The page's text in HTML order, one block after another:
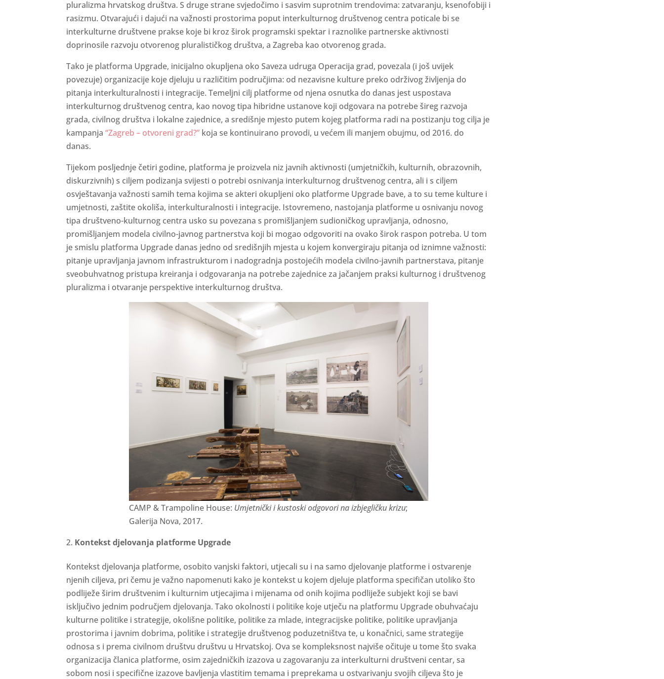
pluralizma hrvatskog društva. S druge strane svjedočimo i sasvim suprotnim trendovima: zatvaranju, ksenofobiji i
rasizmu. Otvarajući i dajući na važnosti prostorima poput interkulturnog društvenog centra poticale bi se
interkulturne društvene prakse koje bi kroz širok programski spektar i raznolike partnerske aktivnosti
doprinosile razvoju otvorenog pluralističkog društva, a Zagreba kao otvorenog grada.
Tako je platforma Upgrade, inicijalno okupljena oko Saveza udruga Operacija grad, povezala (i još uvijek
povezuje) organizacije koje djeluju u različitim područjima: od nezavisne kulture preko održivog življenja do
pitanja interkulturalnosti i integracije. Temeljni cilj platforme od njena osnutka do danas jest uspostava
interkulturnog društvenog centra, kao novog tipa hibridne ustanove koji odgovara na potrebe šireg razvoja
grada, civilnog društva i lokalne zajednice, a središnje mjesto putem kojeg platforma radi na postizanju tog cilja je
kampanja“Zagreb – otvoreni grad?” koja se kontinuirano provodi, u većem ili manjem obujmu, od 2016. do
danas.
Tijekom posljednje četiri godine, platforma je proizvela niz javnih aktivnosti (umjetničkih, kulturnih, obrazovnih,
diskurzivnih) s ciljem podizanja svijesti o potrebi osnivanja interkulturnog društvenog centra, ali i s ciljem
osvještavanja važnosti samih tema kojima se akteri okupljeni oko platforme Upgrade bave, a to su teme kulture i
umjetnosti, zaštite okoliša, interkulturalnosti i integracije. Istovremeno, nastojanja platforme u osnivanju novog
tipa društveno-kulturnog centra usko su povezana s promišljanjem sudioničkog upravljanja, odnosno,
promišljanjem modela civilno-javnog partnerstva koji bi mogao odgovoriti na ovako širok raspon potreba. U tom
je smislu platforma Upgrade danas jedno od središnjih mjesta u kojem konvergiraju pitanja od iznimne važnosti:
pitanje upravljanja javnom infrastrukturom i nadogradnja postojećih modela civilno-javnih partnerstava, pitanje
sveobuhvatnog pristupa kreiranja i odgovaranja na potrebe zajednice za jačanjem praksi kulturnog i društvenog
pluralizma i otvaranje perspektive interkulturnog društva.
CAMP & Trampoline House: Umjetnički i kustoski odgovori na izbjegličku krizu;
Galerija Nova, 2017.
Kontekst djelovanja platforme Upgrade
Kontekst djelovanja platforme, osobito vanjski faktori, utjecali su i na samo djelovanje platforme i ostvarenje
njenih ciljeva, pri čemu je važno napomenuti kako je kontekst u kojem djeluje platforma specifičan utoliko što
podliježe širim društvenim i kulturnim utjecajima i mijenama od onih kojima podliježe subjekt koji se bavi
isključivo jednim područjem djelovanja. Tako okolnosti i politike koje utječu na platformu Upgrade obuhvaćaju
kulturne politike i strategije, okolišne politike, politike za mlade, integracijske politike, politike upravljanja
prostorima i javnim dobrima, politike i strategije društvenog poduzetništva te, u konačnici, same strategije
odnosa s i prema civilnom društvu društvu u Hrvatskoj. Ova se kompleksnost najviše očituje u tome što svaka
organizacija članica platforme, osim zajedničkih izazova u zagovaranju za interkulturni društveni centar, sa
sobom nosi i specifične izazove bavljenja vlastitim temama i preprekama u ostvarivanju svojih ciljeva što je